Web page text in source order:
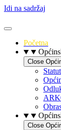
Idi na sadržaj
Početna
Close
Close